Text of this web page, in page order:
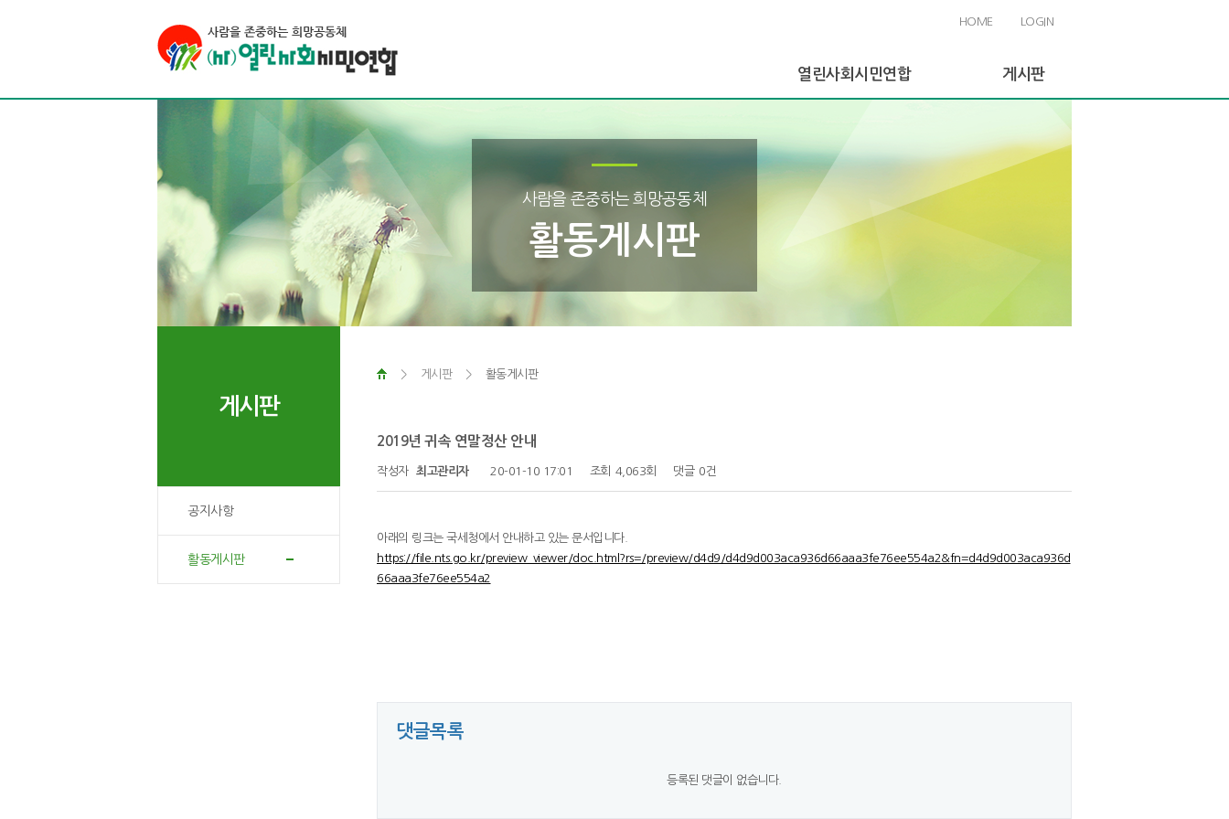
HOME LOGIN
열린사회시민연합 게시판
조직도
주요활동 및 사업
회원가입 안내
활동게시판
사람을 존중하는 희망공동체
활동게시판
게시판
공지사항
활동게시판
> 게시판 > 활동게시판
2019년 귀속 연말정산 안내
작성자 최고관리자 20-01-10 17:01 조회 4,063회 댓글 0건
아래의 링크는 국세청에서 안내하고 있는 문서입니다.
https://file.nts.go.kr/preview_viewer/doc.html?rs=/preview/d4d9/d4d9d003aca936d66aaa3fe76ee554a2&fn=d4d9d003aca936d
66aaa3fe76ee554a2
댓글목록
등록된 댓글이 없습니다.